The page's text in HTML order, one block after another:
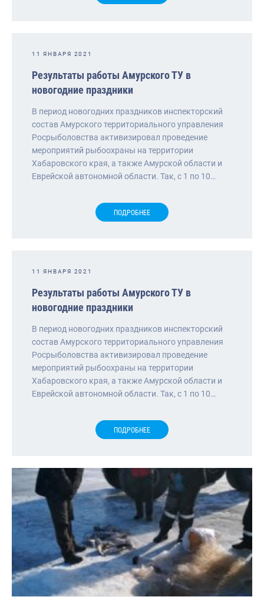
11 ЯНВАРЯ 2021
Результаты работы Амурского ТУ в
новогодние праздники
В период новогодних праздников инспекторский
состав Амурского территориального управления
Росрыболовства активизировал проведение
мероприятий рыбоохраны на территории
Хабаровского края, а также Амурской области и
Еврейской автономной области. Так, с 1 по 10…
ПОДРОБНЕЕ
11 ЯНВАРЯ 2021
Результаты работы Амурского ТУ в
новогодние праздники
В период новогодних праздников инспекторский
состав Амурского территориального управления
Росрыболовства активизировал проведение
мероприятий рыбоохраны на территории
Хабаровского края, а также Амурской области и
Еврейской автономной области. Так, с 1 по 10…
ПОДРОБНЕЕ